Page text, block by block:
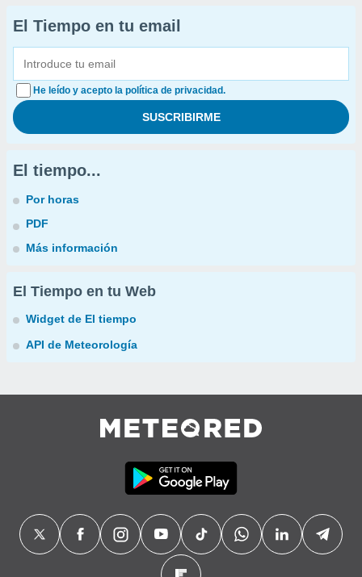
El Tiempo en tu email
He leído y acepto la política de privacidad.
El tiempo...
Por horas
PDF
Más información
El Tiempo en tu Web
Widget de El tiempo
API de Meteorología